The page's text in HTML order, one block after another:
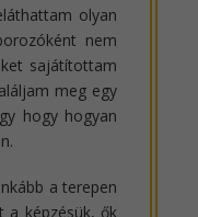
olyan
nem
sajátítottam
meg egy
hogy hogyan
a terepen
a képzésük, ők